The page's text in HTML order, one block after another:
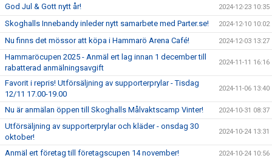
God Jul & Gott nytt år! 2024-12-23 10:35
Skoghalls Innebandy inleder nytt samarbete med Parter.se! 2024-12-10 10:02
Nu finns det mössor att köpa i Hammarö Arena Café! 2024-12-03 13:27
Hammaröcupen 2025 - Anmäl ert lag innan 1 december till
rabatterad anmälningsavgift
2024-11-11 16:16
Favorit i repris! Utförsäljning av supporterprylar - Tisdag
12/11 17.00-19.00
2024-11-06 13:40
Nu är anmälan öppen till Skoghalls Målvaktscamp Vinter! 2024-10-31 08:37
Utförsäljning av supporterprylar och kläder - onsdag 30
oktober!
2024-10-24 13:31
Anmäl ert företag till företagscupen 14 november! 2024-10-24 10:56